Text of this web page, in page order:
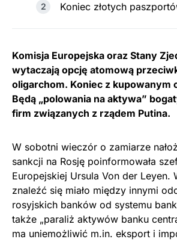
Koniec złotych
Komisja Europejska oraz Stany
wytaczają opcję atomową
oligarchom. Koniec z kupowanym
Będą „polowania na aktywa”
firm związanych z rządem Putina.
W sobotni wieczór o zamiarze
sankcji na Rosję poinformowała
Europejskiej Ursula Von der Leyen.
znaleźć się miało między innymi
rosyjskich banków od systemu
także „paraliż aktywów banku
ma uniemożliwić m.in. eksport i